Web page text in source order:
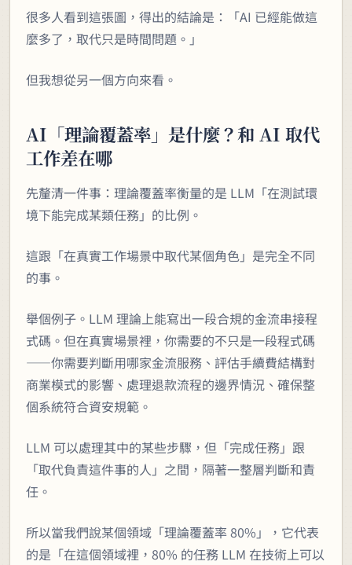
很多人看到這張圖，得出的結論是：「AI 已經能做這
麼多了，取代只是時間問題。」
但我想從另一個方向來看。
AI「理論覆蓋率」是什麼？和 AI 取代
工作差在哪
先釐清一件事：理論覆蓋率衡量的是 LLM「在測試環
境下能完成某類任務」的比例。
這跟「在真實工作場景中取代某個角色」是完全不同
的事。
舉個例子。LLM 理論上能寫出一段合規的金流串接程
式碼。但在真實場景裡，你需要的不只是一段程式碼
——你需要判斷用哪家金流服務、評估手續費結構對
商業模式的影響、處理退款流程的邊界情況、確保整
個系統符合資安規範。
LLM 可以處理其中的某些步驟，但「完成任務」跟
「取代負責這件事的人」之間，隔著一整層判斷和責
任。
所以當我們說某個領域「理論覆蓋率 80%」，它代表
的是「在這個領域裡，80% 的任務 LLM 在技術上可以